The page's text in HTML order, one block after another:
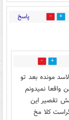
2 پاسخ
2
مونده بعد تو
نمیدونم
تقصیر این
کلا مخ